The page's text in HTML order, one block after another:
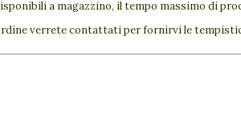
a magazzino, il tempo massimo di
verrete contattati per fornirvi le